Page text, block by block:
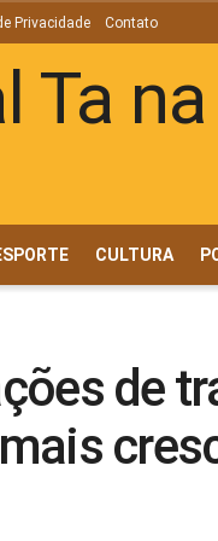
Privacidade Contato
CULTURA
de